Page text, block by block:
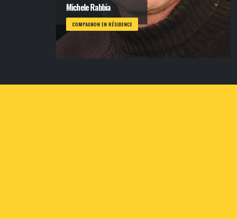
Michele Rabbia
COMPAGNON EN RÉSIDENCE